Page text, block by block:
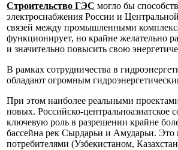
Строительство ГЭС могло бы
электроснабжения России и
связей между промышленными
функционирует, но крайне желательно
и значительно повысить свою
В рамках сотрудничества в
обладают огромным
При этом наиболее реальными
новых. Российско-центральноазиатское
ключевую роль в разрешении крайне
бассейна рек Сырдарьи и Амударьи.
потребителями (Узбекистаном,